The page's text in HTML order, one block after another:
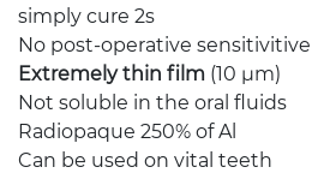
simply cure 2s
No post-operative sensitivitive
Extremely thin film (10 μm)
Not soluble in the oral fluids
Radiopaque 250% of Al
Can be used on vital teeth